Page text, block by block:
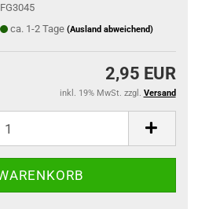
FG3045
ca. 1-2 Tage (Ausland abweichend)
2,95 EUR
inkl. 19% MwSt. zzgl. Versand